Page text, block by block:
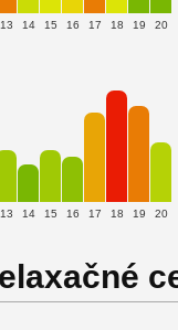
13 14 15 16 17 18 19 20
13 14 15 16 17 18 19 20